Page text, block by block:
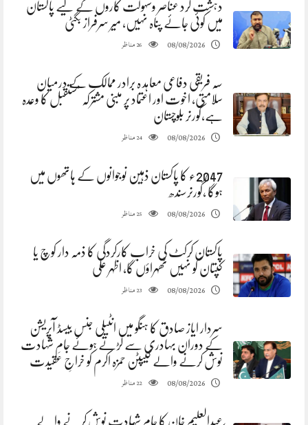
دہشت گرد عناصر وسہولت کاروں کے لیے پاکستان
میں کوئی جائے پناہ نہیں، میر سرفراز بگٹی
08/08/2026
26مناظر
سہ فریقی دفاعی معاہد ہ برادر ممالک کے درمیان
سلامتی، اخوت اور اعتماد پر مبنی مشترکہ مستقبل کا وعدہ
ہے،گورنر بلوچستان
08/08/2026
24مناظر
2047ء کا پاکستان ذہین نوجوانوں کے ہاتھوں میں
ہوگا ،گورنرسندھ
08/08/2026
25مناظر
پاکستان کرکٹ کی خراب کارکردگی کا ذمہ دار کوچ یا
کپتان کو نہیں ٹھہراؤں گا، اظہر علی
08/08/2026
23مناظر
سردار ایاز صادق کا ہنگو میں انٹیلی جنس بیسڈ آپریشن
کے دوران بہادری سے لڑتے ہوئے جامِ شہادت
نوش کرنے والے کیپٹن حمزہ اکرم کو خراجِ عقیدت
08/08/2026
22مناظر
عبدالعلیم خان کا جام شہادت نوش کرنے والے